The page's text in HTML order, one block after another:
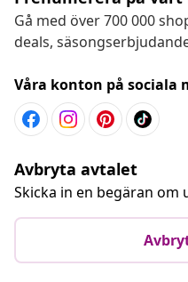
Gå med över 700 000
deals,
Våra konton på sociala
Avbryta avtalet
Skicka in en begäran